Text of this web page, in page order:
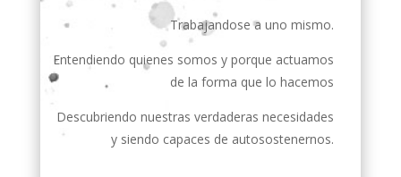
Trabajandose a uno mismo.
Entendiendo quienes somos y porque actuamos
de la forma que lo hacemos
Descubriendo nuestras verdaderas necesidades
y siendo capaces de autosostenernos.